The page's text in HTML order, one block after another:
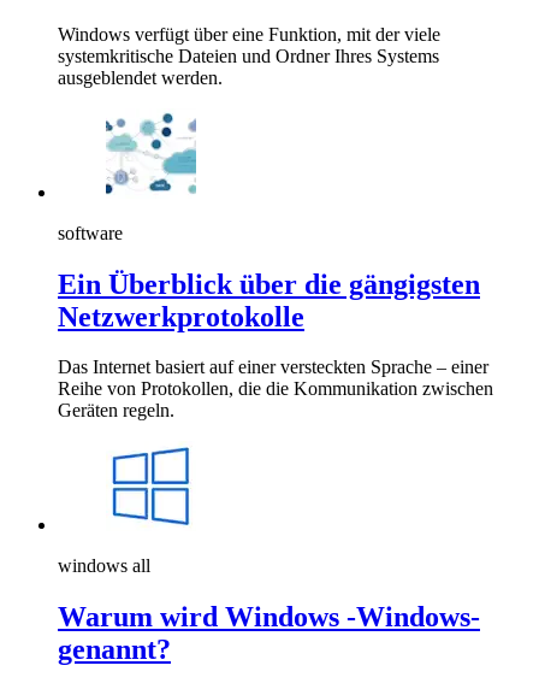
Windows verfügt über eine Funktion, mit der viele
systemkritische Dateien und Ordner Ihres Systems
ausgeblendet werden.
software
Ein Überblick über die gängigsten
Netzwerkprotokolle
Das Internet basiert auf einer versteckten Sprache – einer
Reihe von Protokollen, die die Kommunikation zwischen
Geräten regeln.
windows all
Warum wird Windows -Windows-
genannt?